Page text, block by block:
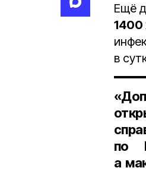
Ещё
1400
в
по
а